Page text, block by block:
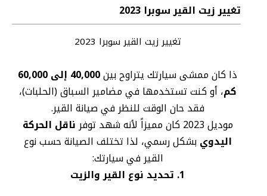
تغيير زيت القير سوبرا 2023
تغيير زيت القير سوبرا 2023
ذا كان ممشى سيارتك يتراوح بين
40,000 إلى 60,000
كم، أو كنت تستخدمها في مضامير السباق (الحلبات)،
فقد حان الوقت للنظر في صيانة القير.
موديل 2023 كان مميزاً لأنه شهد توفر
ناقل الحركة
اليدويبشكل رسمي، لذا تختلف الصيانة حسب نوع
القير في سيارتك:
1. تحديد نوع القير والزيت